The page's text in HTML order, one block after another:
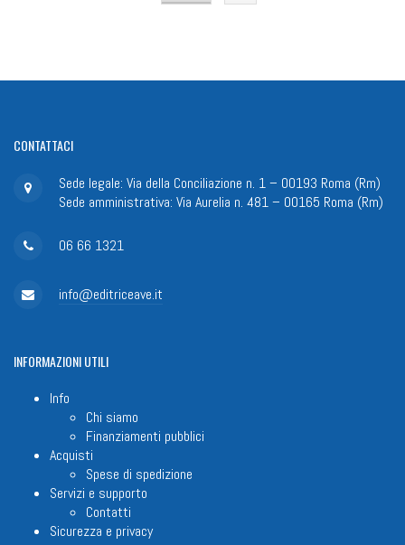
CONTATTACI
Sede legale: Via della Conciliazione n. 1 – 00193 Roma (Rm)
Sede amministrativa: Via Aurelia n. 481 – 00165 Roma (Rm)
06 66 1321
info@editriceave.it
INFORMAZIONIUTILI
Info
Chi siamo
Finanziamenti pubblici
Acquisti
Spese di spedizione
Servizi e supporto
Contatti
Sicurezza e privacy